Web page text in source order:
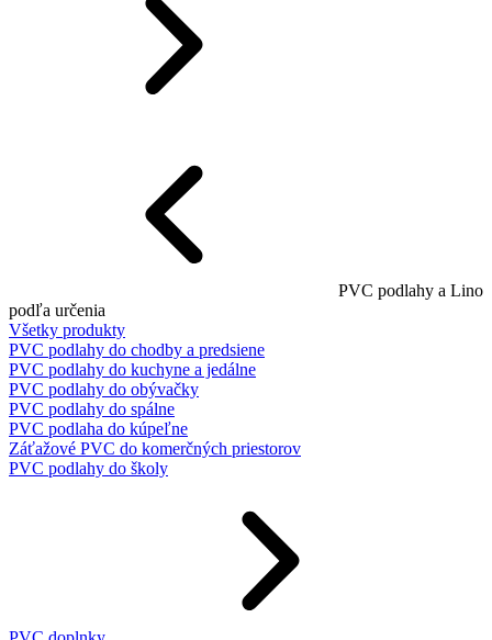
PVC podlahy a Lino
podľa určenia
Všetky produkty
PVC podlahy do chodby a predsiene
PVC podlahy do kuchyne a jedálne
PVC podlahy do obývačky
PVC podlahy do spálne
PVC podlaha do kúpeľne
Záťažové PVC do komerčných priestorov
PVC podlahy do školy